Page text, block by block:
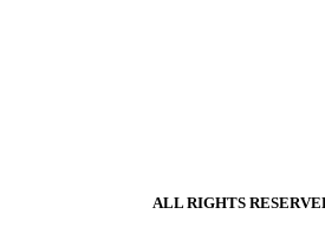
ALL RIGHTS